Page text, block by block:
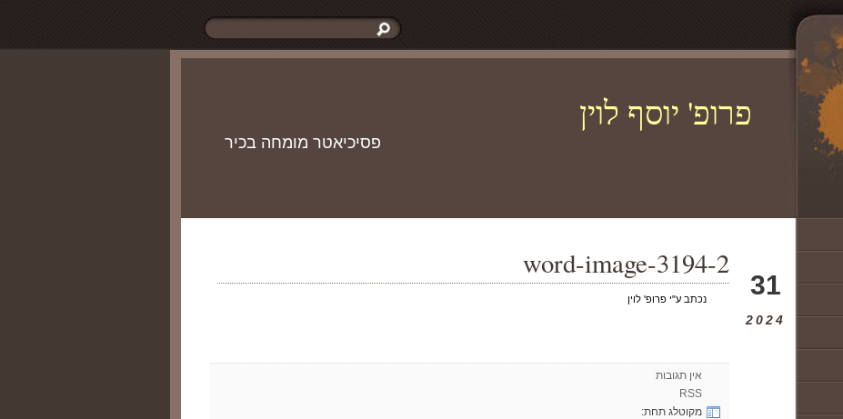
פרופ' יוסף לוין
פסיכיאטר מומחה בכיר
31
2024
word-image-3194-2
נכתב ע"י פרופ' לוין
אין תגובות
RSS
מקוטלג תחת: